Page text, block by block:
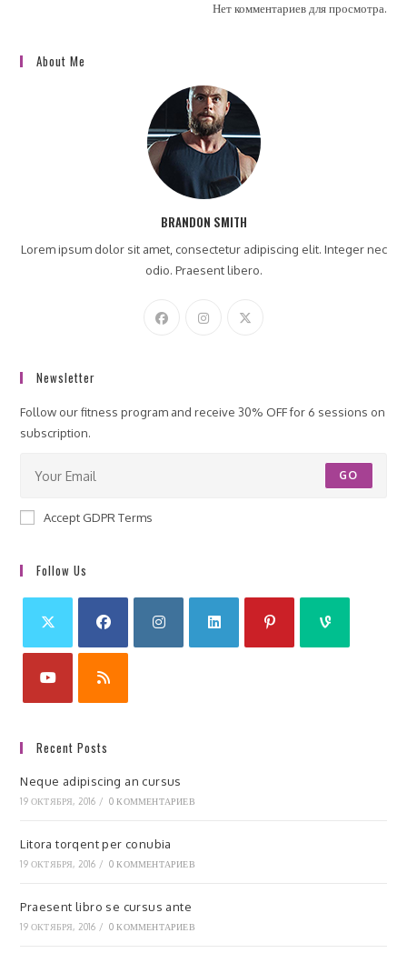
Нет комментариев для просмотра.
About Me
BRANDON SMITH
Lorem ipsum dolor sit amet, consectetur adipiscing elit. Integer nec
odio. Praesent libero.
Newsletter
Follow our fitness program and receive 30% OFF for 6 sessions on
subscription.
GO
Accept GDPR Terms
Follow Us
Recent Posts
Neque adipiscing an cursus
19 ОКТЯБРЯ, 2016 / 0 КОММЕНТАРИЕВ
Litora torqent per conubia
19 ОКТЯБРЯ, 2016 / 0 КОММЕНТАРИЕВ
Praesent libro se cursus ante
19 ОКТЯБРЯ, 2016 / 0 КОММЕНТАРИЕВ